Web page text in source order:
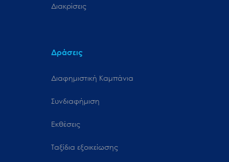
Διακρίσεις
Δράσεις
Διαφημιστική Καμπάνια
Συνδιαφήμιση
Εκθέσεις
Ταξίδια εξοικείωσης